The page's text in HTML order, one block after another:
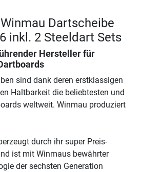
Dartscheibe
inkl. 2 Steeldart Sets
Hersteller für
sind dank deren erstklassigen
Haltbarkeit die beliebtesten und
weltweit. Winmau produziert
durch ihr super Preis-
ist mit Winmaus bewährter
der sechsten Generation